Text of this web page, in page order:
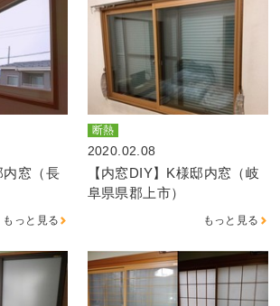
内窓（長
もっと見る
断熱
2020.02.08
【内窓DIY】K様邸内窓（岐
阜県県郡上市）
もっと見る